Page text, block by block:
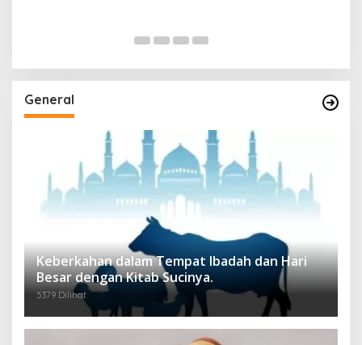
General
Keberkahan dalam Tempat Ibadah dan Hari
Besar dengan Kitab Sucinya.
5379 Dilihat